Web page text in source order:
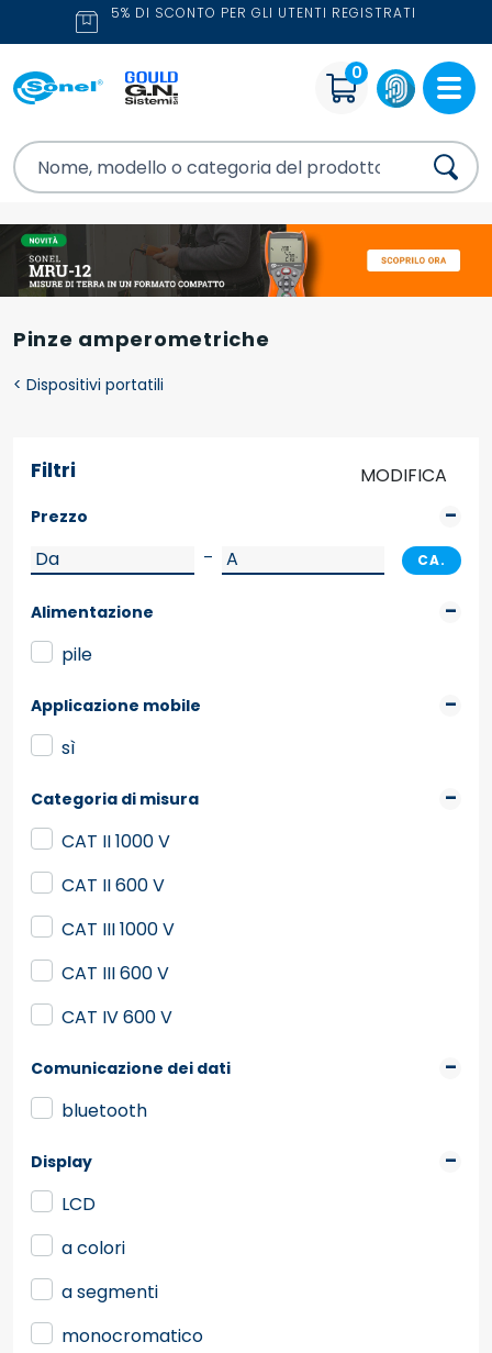
5% DI SCONTO PER GLI UTENTI REGISTRATI
0
Pinze amperometriche
< Dispositivi portatili
Filtri MODIFICA
Prezzo
–
CA.
Alimentazione
pile
Applicazione mobile
sì
Categoria di misura
CAT II 1000 V
CAT II 600 V
CAT III 1000 V
CAT III 600 V
CAT IV 600 V
Comunicazione dei dati
bluetooth
Display
LCD
a colori
a segmenti
monocromatico